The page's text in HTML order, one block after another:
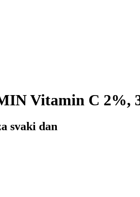
Vitamin C 2%,
svaki dan